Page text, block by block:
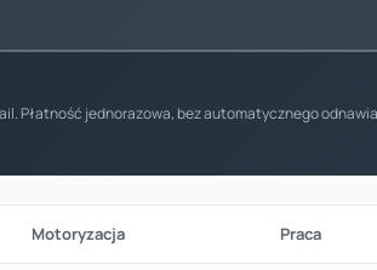
Płatność jednorazowa, bez automatycznego
Motoryzacja Praca